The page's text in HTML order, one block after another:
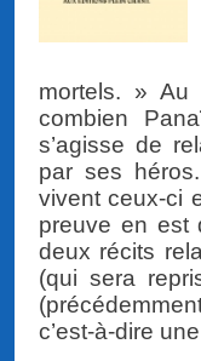
mortels. »
combien
s’agisse de
par ses
vivent ceux-ci
preuve en est
deux récits
(qui sera
c’est-à-dire